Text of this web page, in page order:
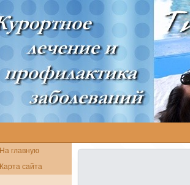
На главную
Карта сайта